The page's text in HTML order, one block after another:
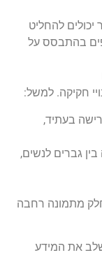
יכולים להחליט
בהתבסס על
חקיקה. למשל:
בעתיד,
גברים לנשים,
מתמונה רחבה
את המידע